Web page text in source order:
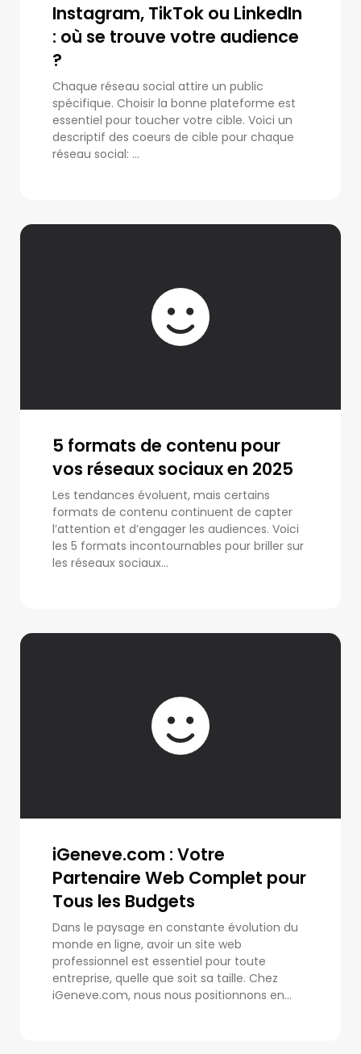
Instagram, TikTok ou LinkedIn
: où se trouve votre audience
?
Chaque réseau social attire un public
spécifique. Choisir la bonne plateforme est
essentiel pour toucher votre cible. Voici un
descriptif des coeurs de cible pour chaque
réseau social: ...
5 formats de contenu pour
vos réseaux sociaux en 2025
Les tendances évoluent, mais certains
formats de contenu continuent de capter
l’attention et d’engager les audiences. Voici
les 5 formats incontournables pour briller sur
les réseaux sociaux...
iGeneve.com : Votre
Partenaire Web Complet pour
Tous les Budgets
Dans le paysage en constante évolution du
monde en ligne, avoir un site web
professionnel est essentiel pour toute
entreprise, quelle que soit sa taille. Chez
iGeneve.com, nous nous positionnons en...